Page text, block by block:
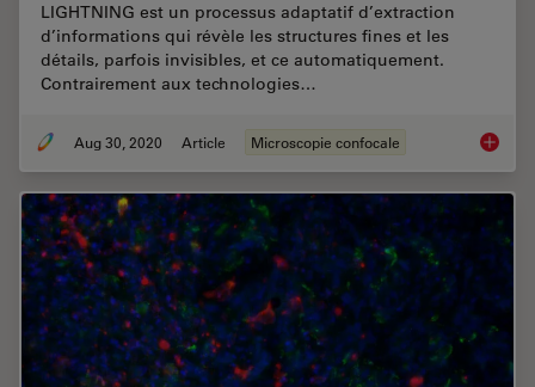
LIGHTNING est un processus adaptatif d’extraction
d’informations qui révèle les structures fines et les
détails, parfois invisibles, et ce automatiquement.
Contrairement aux technologies…
Aug 30, 2020 Article Microscopie confocale